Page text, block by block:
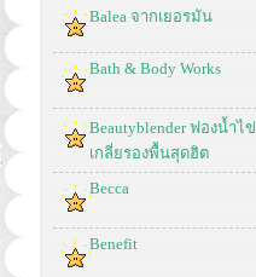
Balea จากเยอรมัน
Bath & Body Works
Beautyblender ฟองน้ำไข่
เกลี่ยรองพื้นสุดฮิต
Becca
Benefit